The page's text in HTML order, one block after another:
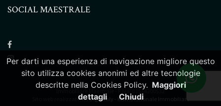
SOCIAL MAESTRALE
Immobiliare Maestrale - P.Iva: 01514200532
Sito web realizzato daDigit Italy - Kiwi Gestionale Immobiliare
Per darti una esperienza di navigazione migliore questo
sito utilizza cookies anonimi ed altre tecnologie
descritte nella Cookies Policy. Maggiori
dettagli
Chiudi